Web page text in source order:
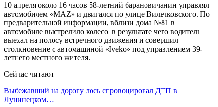
10 апреля около 16 часов 58-летний барановичанин управлял
автомобилем «MAZ» и двигался по улице Вильчковского. По
предварительной информации, вблизи дома №81 в
автомобиле выстрелило колесо, в результате чего водитель
выехал на полосу встречного движения и совершил
столкновение с автомашиной «Iveko» под управлением 39-
летнего местного жителя.
Сейчас читают
Выбежавший на дорогу лось спровоцировал ДТП в
Лунинецком…